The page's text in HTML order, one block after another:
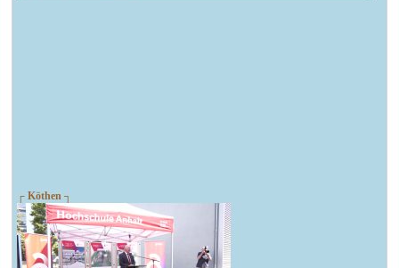
┌ Köthen ┐